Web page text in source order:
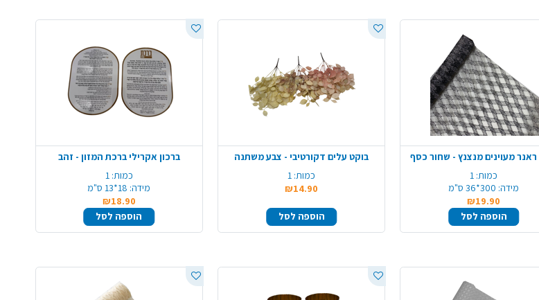
ראנר מעוינים מנצנץ - שחור כסף
כמות: 1
מידה: 300*36 ס"מ
₪19.90
הוספה לסל
בוקט עלים דקורטיבי - צבע משתנה
כמות: 1
₪14.90
הוספה לסל
ברכון אקרילי ברכת המזון - זהב
כמות: 1
מידה: 18*13 ס"מ
₪18.90
הוספה לסל